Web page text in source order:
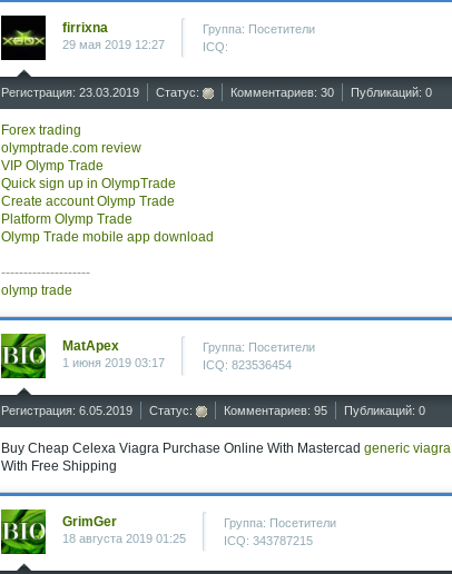
firrixna
29 мая 2019 12:27
Группа: Посетители
ICQ:
Регистрация: 23.03.2019 Статус: Комментариев: 30 Публикаций: 0
Forex trading
olymptrade.com review
VIP Olymp Trade
Quick sign up in OlympTrade
Create account Olymp Trade
Platform Olymp Trade
Olymp Trade mobile app download
--------------------
olymp trade
MatApex
1 июня 2019 03:17
Группа: Посетители
ICQ: 823536454
Регистрация: 6.05.2019 Статус: Комментариев: 95 Публикаций: 0
Buy Cheap Celexa Viagra Purchase Online With Mastercad generic viagra
With Free Shipping
GrimGer
18 августа 2019 01:25
Группа: Посетители
ICQ: 343787215